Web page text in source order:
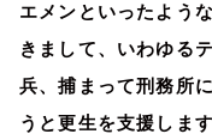
エメンといったよう
きまして、いわゆる
兵、捕まって刑務所
うと更生を支援しま